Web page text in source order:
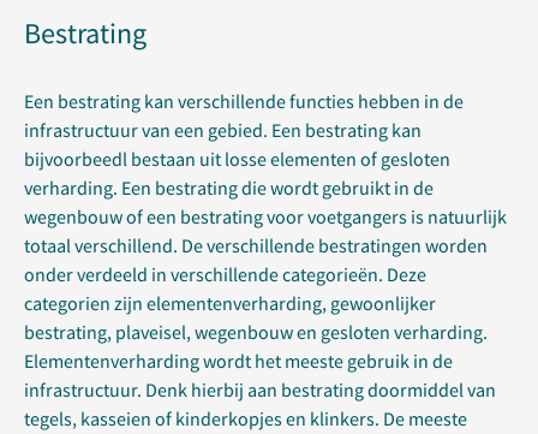
Bestrating
Een bestrating kan verschillende functies hebben in de
infrastructuur van een gebied. Een bestrating kan
bijvoorbeedl bestaan uit losse elementen of gesloten
verharding. Een bestrating die wordt gebruikt in de
wegenbouw of een bestrating voor voetgangers is natuurlijk
totaal verschillend. De verschillende bestratingen worden
onder verdeeld in verschillende categorieën. Deze
categorien zijn elementenverharding, gewoonlijker
bestrating, plaveisel, wegenbouw en gesloten verharding.
Elementenverharding wordt het meeste gebruik in de
infrastructuur. Denk hierbij aan bestrating doormiddel van
tegels, kasseien of kinderkopjes en klinkers. De meeste